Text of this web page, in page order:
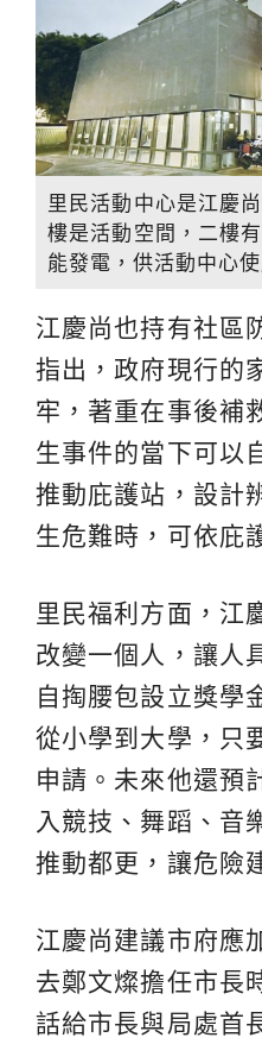
里民活動中心是江慶
樓是活動空間，二樓
能發電，供活動中心使
江慶尚也持有社區
指出，政府現行的
牢，著重在事後補
生事件的當下可以
推動庇護站，設計
生危難時，可依庇
里民福利方面，江
改變一個人，讓人
自掏腰包設立獎學
從小學到大學，只
申請。未來他還預
入競技、舞蹈、音
推動都更，讓危險
江慶尚建議市府應
去鄭文燦擔任市長
話給市長與局處首